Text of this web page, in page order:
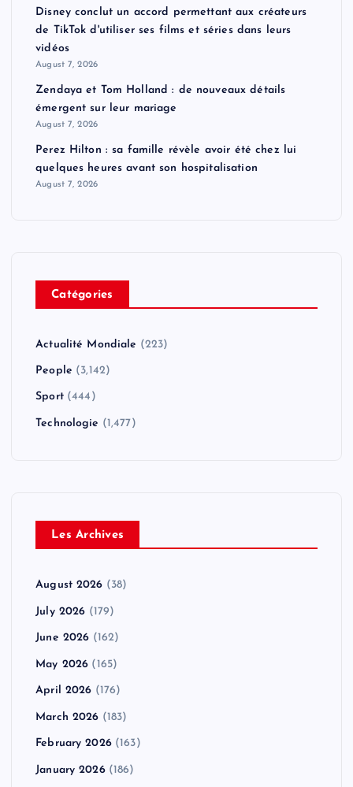
Disney conclut un accord permettant aux créateurs
de TikTok d'utiliser ses films et séries dans leurs
vidéos
August 7, 2026
Zendaya et Tom Holland : de nouveaux détails
émergent sur leur mariage
August 7, 2026
Perez Hilton : sa famille révèle avoir été chez lui
quelques heures avant son hospitalisation
August 7, 2026
Catégories
Actualité Mondiale (223)
People (3,142)
Sport(444)
Technologie (1,477)
Les Archives
August 2026 (38)
July 2026 (179)
June 2026 (162)
May 2026 (165)
April 2026 (176)
March 2026 (183)
February 2026(163)
January 2026(186)